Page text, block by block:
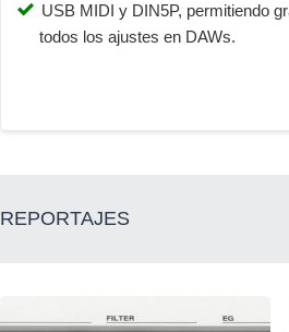
USB MIDI y DIN5P, permitiendo
todos los ajustes en DAWs.
REPORTAJES